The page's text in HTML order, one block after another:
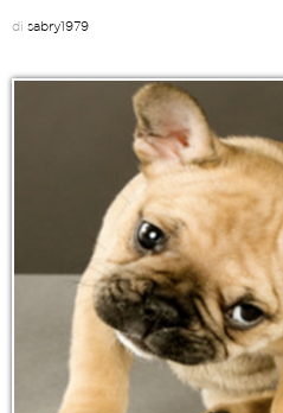
di sabry1979